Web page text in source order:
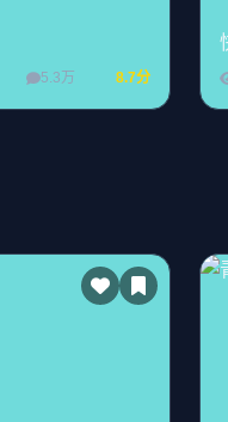
5.3万 8.7分